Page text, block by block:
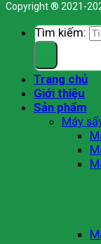
Copyright ® 2021-
Tìm kiếm:
Trang chủ
Giới thiệu
Sản phẩm
Máy